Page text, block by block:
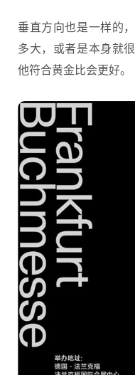
垂直方向也是一样的
多大，或者是本身就
他符合黄金比会更好。